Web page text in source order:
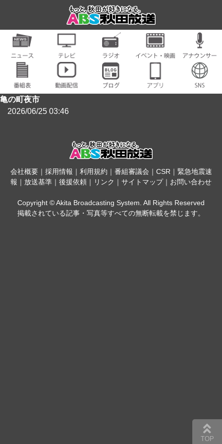
亀の町夜市
2026/06/25 03:46
会社概要｜ 採用情報 ｜ 利用規約 ｜ 番組審議会 ｜ CSR｜ 緊急地震速
報 ｜ 放送基準 ｜ 後援依頼 ｜ リンク ｜ サイトマップ｜ お問い合わせ
Copyright © Akita Broadcasting System. All Rights Reserved
掲載されている記事・写真等すべての無断転載を禁じます。